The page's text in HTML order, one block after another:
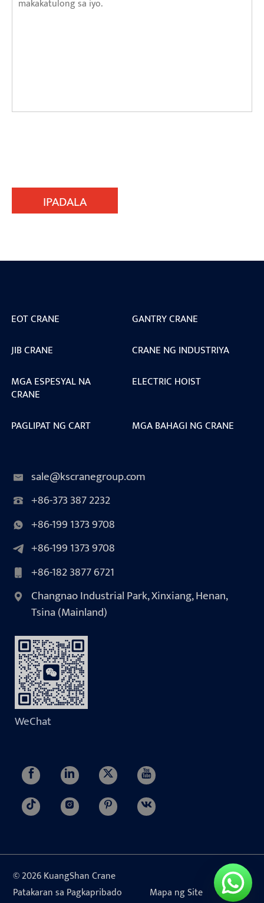
IPADALA
EOT CRANE
GANTRY CRANE
JIB CRANE
CRANE NG INDUSTRIYA
MGA ESPESYAL NA
CRANE
ELECTRIC HOIST
PAGLIPAT NG CART MGA BAHAGI NG CRANE
sale@kscranegroup.com
+86-373 387 2232
+86-199 1373 9708
+86-199 1373 9708
+86-182 3877 6721
Changnao Industrial Park, Xinxiang, Henan,
Tsina (Mainland)
WeChat
© 2026 KuangShan Crane
Patakaran sa Pagkapribado
Mapa ng Site